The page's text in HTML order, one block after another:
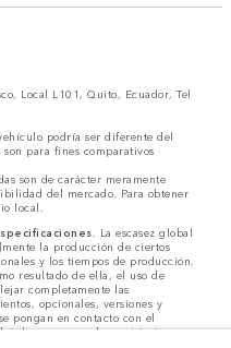
Local L101, Quito, Ecuador, Tel
podría ser diferente del
para fines comparativos
son de carácter meramente
del mercado. Para obtener
local.
La escasez global
la producción de ciertos
y los tiempos de producción.
resultado de ella, el uso de
completamente las
opcionales, versiones y
pongan en contacto con el
dar a conocer las restricciones